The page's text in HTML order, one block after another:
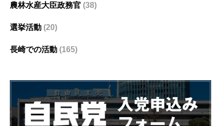
農林水産大臣政務官 (38)
選挙活動 (20)
長崎での活動 (165)